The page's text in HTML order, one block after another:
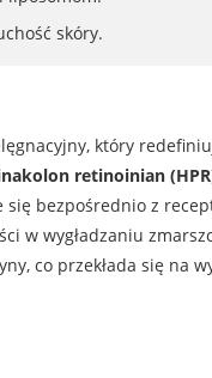
skóry.
który
retinoinian
bezpośrednio z
w wygładzaniu
co przekłada się na